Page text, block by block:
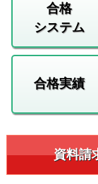
合格
システム
合格実績
資料請